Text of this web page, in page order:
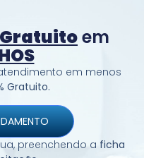
Gratuitoem
em menos
Gratuito.
preenchendo a ficha